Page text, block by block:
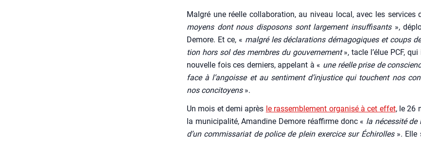
Mal­gré une réelle col­la­bo­ra­tion, au niveau local, avec les ser­vices
moyens dont nous dis­po­sons sont lar­ge­ment insuf­fi­sants»,
Demore. Et ce, « mal­gré les décla­ra­tions déma­go­giques et coups
tion hors sol des membres du gou­ver­ne­ment», tacle l’é­lue PCF,
nou­velle fois ces der­niers, appe­lant à « une réelle prise de
face à l’angoisse et au sen­ti­ment d’injustice qui touchent nos
nos conci­toyens».
Un mois et demi après le ras­sem­ble­ment orga­ni­sé à cet effet, le 26
la muni­ci­pa­li­té, Aman­dine Demore réaf­firme donc « la néces­si­té de
d’un com­mis­sa­riat de police de plein exer­cice sur Échi­rolles». Elle